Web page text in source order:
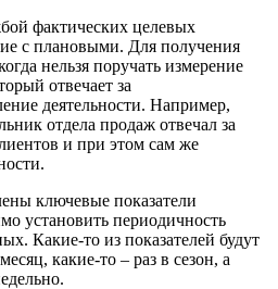
фактических целевых
с плановыми. Для получения
нельзя поручать измерение
отвечает за
деятельности. Например,
отдела продаж отвечал за
и при этом сам же
ключевые показатели
установить периодичность
Какие-то из показателей будут
какие-то – раз в сезон, а